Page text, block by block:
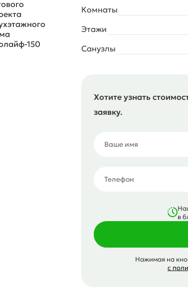
Комнаты
Этажи
Санузлы
Хотите узнать
заявку.
в
Нажимая на
с